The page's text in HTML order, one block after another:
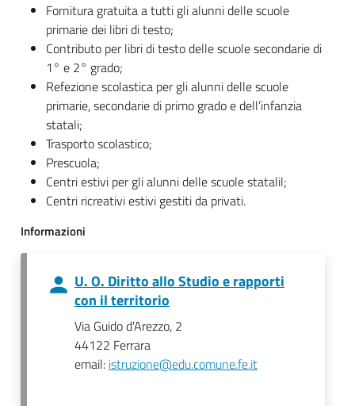
Fornitura gratuita a tutti gli alunni delle scuole
primarie dei libri di testo;
Contributo per libri di testo delle scuole secondarie di
1° e 2° grado;
Refezione scolastica per gli alunni delle scuole
primarie, secondarie di primo grado e dell’infanzia
statali;
Trasporto scolastico;
Prescuola;
Centri estivi per gli alunni delle scuole statalil;
Centri ricreativi estivi gestiti da privati.
Informazioni
U. O. Diritto allo Studio e rapporti
con il territorio
Via Guido d'Arezzo, 2
44122 Ferrara
email: istruzione@edu.comune.fe.it